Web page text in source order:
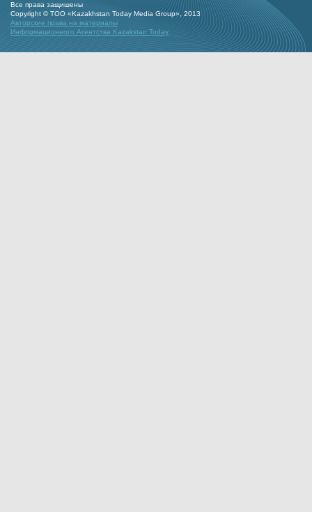
Все права защишены
Copyright © ТОО «Kazakhstan Today Media Group», 2013
Авторские права на материалы
Информационного Агентства Kazakstan Today